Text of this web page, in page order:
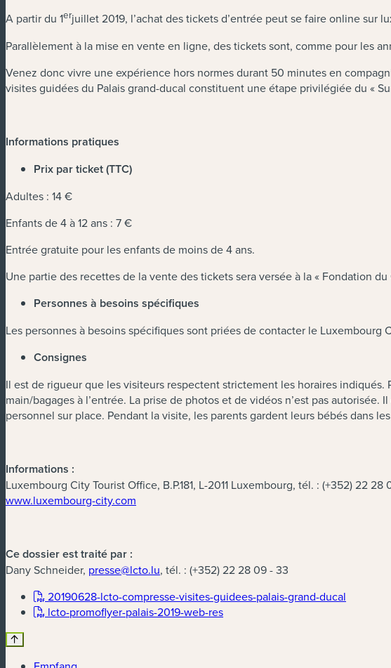
A partir du 1erjuillet 2019, l’achat des tickets d’entrée peut se faire online sur
Parallèlement à la mise en vente en ligne, des tickets sont, comme pour les
Venez donc vivre une expérience hors normes durant 50 minutes en
visites guidées du Palais grand-ducal constituent une étape privilégiée du «
Informations pratiques
Prix par ticket (TTC)
Adultes : 14 €
Enfants de 4 à 12 ans : 7 €
Entrée gratuite pour les enfants de moins de 4 ans.
Une partie des recettes de la vente des tickets sera versée à la « Fondation
Personnes à besoins spécifiques
Les personnes à besoins spécifiques sont priées de contacter le Luxembourg
Consignes
Il est de rigueur que les visiteurs respectent strictement les horaires
main/bagages à l’entrée. La prise de photos et de vidéos n’est pas
personnel sur place. Pendant la visite, les parents gardent leurs bébés dans
Informations :
Luxembourg City Tourist Office, B.P.181, L-2011 Luxembourg, tél. : (+352) 22 28
www.luxembourg-city.com
Ce dossier est traité par :
Dany Schneider, presse@lcto.lu, tél. : (+352) 22 28 09 - 33
20190628-lcto-compresse-visites-guidees-palais-grand-ducal
lcto-promoflyer-palais-2019-web-res(neues Fenster)